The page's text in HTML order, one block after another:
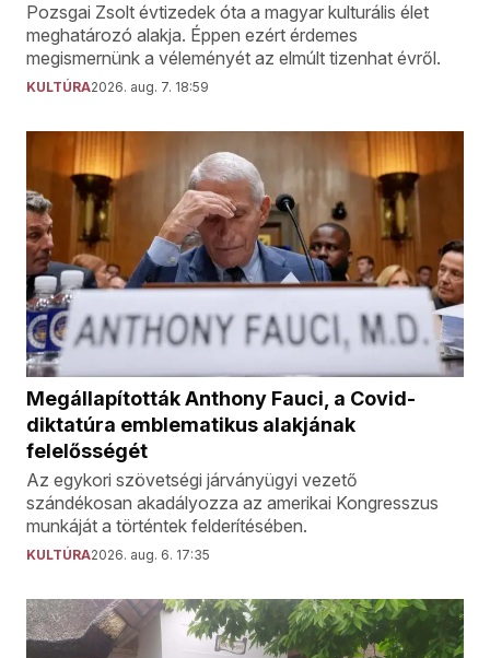
Pozsgai Zsolt évtizedek óta a magyar kulturális élet
meghatározó alakja. Éppen ezért érdemes
megismernünk a véleményét az elmúlt tizenhat évről.
KULTÚRA2026. aug. 7. 18:59
Megállapították Anthony Fauci, a Covid-
diktatúra emblematikus alakjának
felelősségét
Az egykori szövetségi járványügyi vezető
szándékosan akadályozza az amerikai Kongresszus
munkáját a történtek felderítésében.
KULTÚRA2026. aug. 6. 17:35